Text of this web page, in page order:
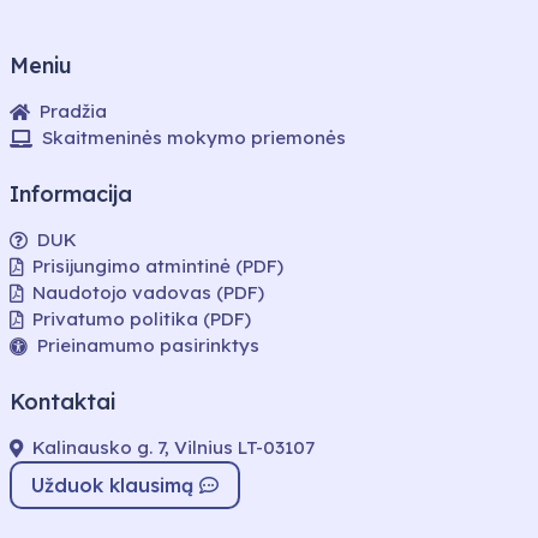
Meniu
Pradžia
Skaitmeninės mokymo priemonės
Informacija
DUK
Prisijungimo atmintinė (PDF)
Naudotojo vadovas (PDF)
Privatumo politika (PDF)
Prieinamumo pasirinktys
Kontaktai
Kalinausko g. 7, Vilnius LT-03107
Užduok klausimą